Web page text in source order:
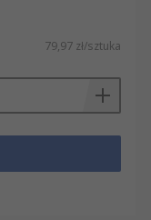
79,97 zł/sztuka